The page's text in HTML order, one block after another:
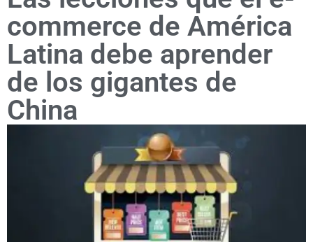
commerce de América
Latina debe aprender
de los gigantes de
China